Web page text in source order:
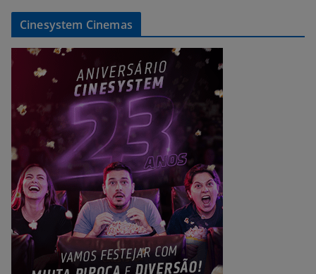
Cinesystem Cinemas